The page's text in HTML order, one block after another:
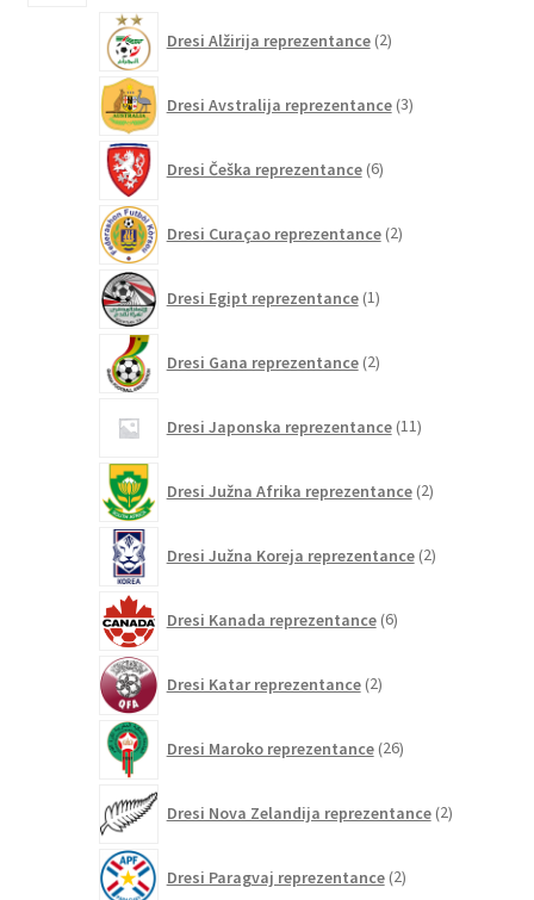
Dresi Alžirija reprezentance 2izdelka
Dresi Avstralija reprezentance 3izdelki
Dresi Češka reprezentance 6izdelkov
Dresi Curaçao reprezentance 2izdelka
Dresi Egipt reprezentance 1izdelek
Dresi Gana reprezentance 2izdelka
Dresi Japonska reprezentance 11izdelkov
Dresi Južna Afrika reprezentance 2izdelka
Dresi Južna Koreja reprezentance 2izdelka
Dresi Kanada reprezentance 6izdelkov
Dresi Katar reprezentance 2izdelka
Dresi Maroko reprezentance 26izdelkov
Dresi Nova Zelandija reprezentance 2izdelka
Dresi Paragvaj reprezentance 2izdelka